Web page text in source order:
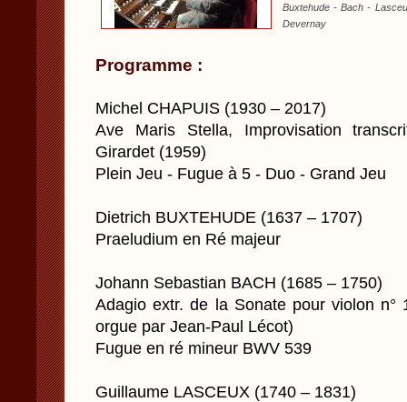
Buxtehude - Bach -
Devernay
Programme :
Michel CHAPUIS (1930 – 2017)
Ave Maris Stella, Improvisation
Girardet (1959)
Plein Jeu - Fugue à 5 - Duo - Grand Jeu
Dietrich BUXTEHUDE (1637 – 1707)
Praeludium en Ré majeur
Johann Sebastian BACH (1685 – 1750)
Adagio extr. de la Sonate pour violon n°
orgue par Jean-Paul Lécot)
Fugue en ré mineur BWV 539
Guillaume LASCEUX (1740 – 1831)